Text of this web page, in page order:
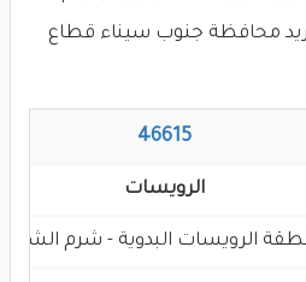
محافظة جنوب سيناء قطاع
46615
الرويسات
الرويسات البدوية - شرم الشيخ